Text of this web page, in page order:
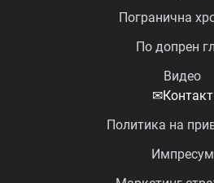
Погранична
По допрен
Видео
✉Контакт
Политика на
Импресум